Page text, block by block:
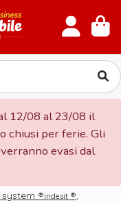
12/08 al 23/08 il
chiusi per ferie. Gli
evasi dal
®indesit ®,